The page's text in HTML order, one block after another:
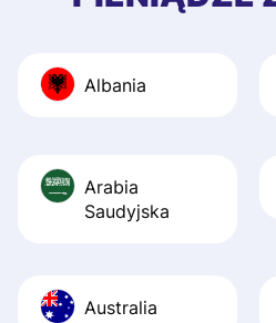
Albania
Arabia
Saudyjska
Australia